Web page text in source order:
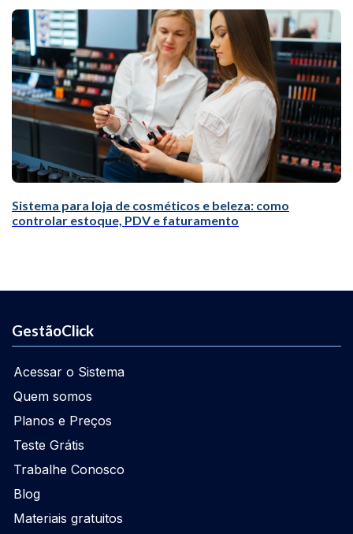
Sistema para loja de cosméticos e beleza: como
controlar estoque, PDV e faturamento
GestãoClick
Acessar o Sistema
Quem somos
Planos e Preços
Teste Grátis
Trabalhe Conosco
Blog
Materiais gratuitos